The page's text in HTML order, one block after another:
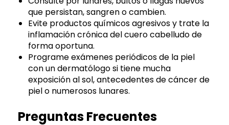
que persistan, sangren o cambien.
Evite productos químicos agresivos y trate la
inflamación crónica del cuero cabelludo de
forma oportuna.
Programe exámenes periódicos de la piel
con un dermatólogo si tiene mucha
exposición al sol, antecedentes de cáncer de
piel o numerosos lunares.
Preguntas Frecuentes